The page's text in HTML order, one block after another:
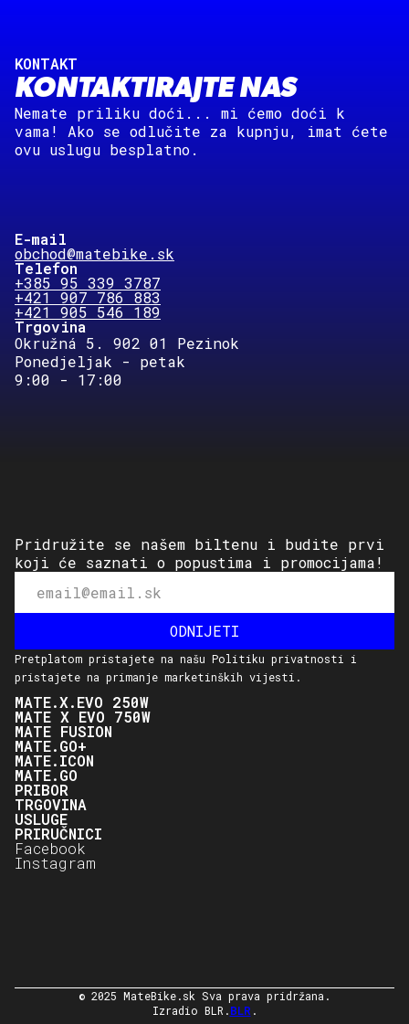
KONTAKT
KONTAKTIRAJTE NAS
Nemate priliku doći... mi ćemo doći k
vama! Ako se odlučite za kupnju, imat ćete
ovu uslugu besplatno.
E-mail
obchod@matebike.sk
Telefon
+385 95 339 3787
+421 907 786 883
+421 905 546 189
Trgovina
Okružná 5. 902 01 Pezinok
Ponedjeljak - petak
9:00 - 17:00
Pridružite se našem biltenu i budite prvi
koji će saznati o popustima i promocijama!
Pretplatom pristajete na našu Politiku privatnosti i
pristajete na primanje marketinških vijesti.
MATE.X.EVO 250W
MATE X EVO 750W
MATE FUSION
MATE.GO+
MATE.ICON
MATE.GO
PRIBOR
TRGOVINA
USLUGE
PRIRUČNICI
Facebook
Instagram
© 2025 MateBike.sk Sva prava pridržana.
Izradio BLR.BLR .